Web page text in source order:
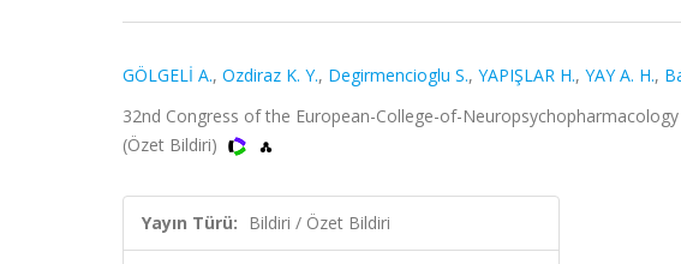
GÖLGELİ A., Ozdiraz K. Y., Degirmencioglu S., YAPIŞLAR H., YAY A. H.,
32nd Congress of the European-College-of-
(Özet Bildiri)
Yayın Türü: Bildiri / Özet Bildiri